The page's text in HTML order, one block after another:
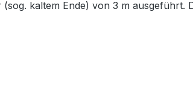
kaltem Ende) von 3 m